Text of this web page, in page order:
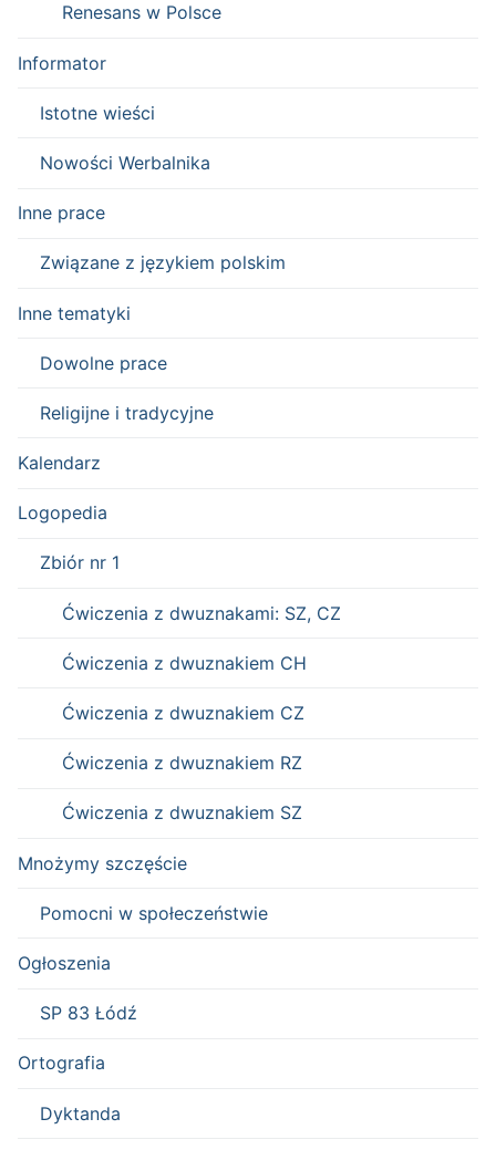
Renesans w Polsce
Informator
Istotne wieści
Nowości Werbalnika
Inne prace
Związane z językiem polskim
Inne tematyki
Dowolne prace
Religijne i tradycyjne
Kalendarz
Logopedia
Zbiór nr 1
Ćwiczenia z dwuznakami: SZ, CZ
Ćwiczenia z dwuznakiem CH
Ćwiczenia z dwuznakiem CZ
Ćwiczenia z dwuznakiem RZ
Ćwiczenia z dwuznakiem SZ
Mnożymy szczęście
Pomocni w społeczeństwie
Ogłoszenia
SP 83 Łódź
Ortografia
Dyktanda